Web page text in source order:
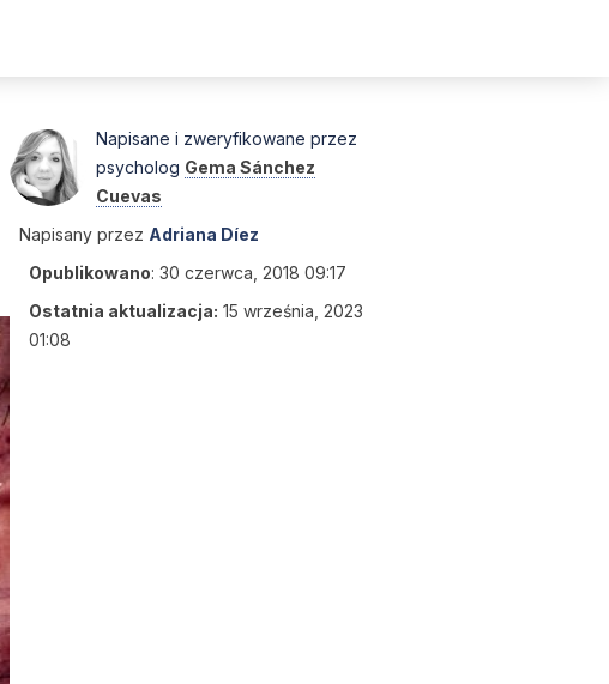
Napisane i zweryfikowane przez
psycholog Gema Sánchez
Cuevas
Napisany przez Adriana Díez
Opublikowano: 30 czerwca, 2018 09:17
Ostatnia aktualizacja: 15 września, 2023
01:08